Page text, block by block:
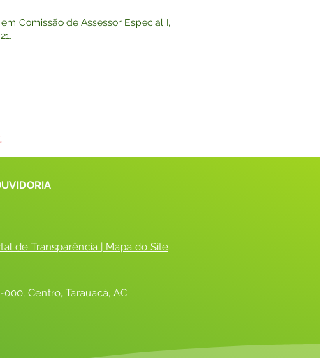
em Comissão de Assessor Especial I,
de Transparência | Mapa do Site
Centro, Tarauacá, AC